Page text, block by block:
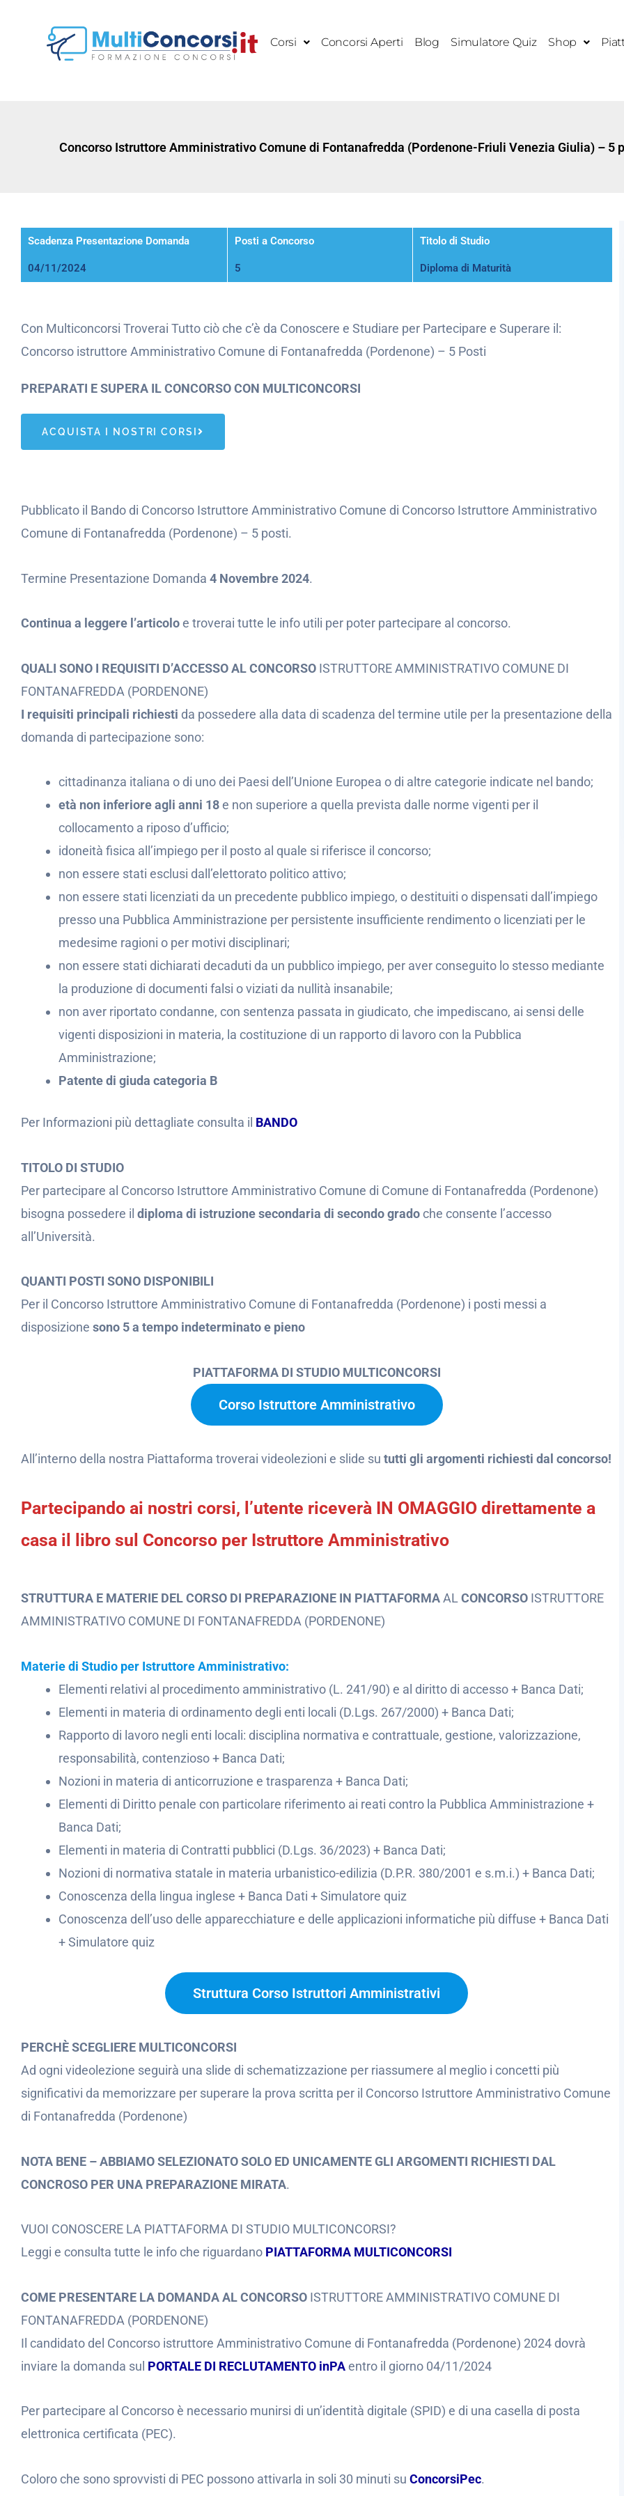
contenuto
Corsi Concorsi Aperti Blog Simulatore Quiz Shop
Concorso Istruttore Amministrativo Comune di Fontanafredda (Pordenone-Friuli Venezia Giulia) – 5
Scadenza Presentazione Domanda
04/11/2024
Posti a Concorso
5
Titolo di Studio
Diploma di Maturità
Con Multiconcorsi Troverai Tutto ciò che c’è da Conoscere e Studiare per Partecipare e Superare il:
Concorso istruttore Amministrativo Comune di Fontanafredda (Pordenone) – 5 Posti
PREPARATI E SUPERA IL CONCORSO CON MULTICONCORSI
ACQUISTA I NOSTRI CORSI
Pubblicato il Bando di Concorso Istruttore Amministrativo Comune di Concorso Istruttore Amministrativo
Comune di Fontanafredda (Pordenone) – 5 posti.
Termine Presentazione Domanda 4 Novembre 2024.
Continua a leggere l’articoloe troverai tutte le info utili per poter partecipare al concorso.
QUALI SONO I REQUISITI D’ACCESSO AL CONCORSO ISTRUTTORE AMMINISTRATIVO COMUNE DI
FONTANAFREDDA (PORDENONE)
I requisiti principali richiesti da possedere alla data di scadenza del termine utile per la presentazione della
domanda di partecipazione sono:
cittadinanza italiana o di uno dei Paesi dell’Unione Europea o di altre categorie indicate nel bando;
età non inferiore agli anni 18e non superiore a quella prevista dalle norme vigenti per il
collocamento a riposo d’ufficio;
idoneità fisica all’impiego per il posto al quale si riferisce il concorso;
non essere stati esclusi dall’elettorato politico attivo;
non essere stati licenziati da un precedente pubblico impiego, o destituiti o dispensati dall’impiego
presso una Pubblica Amministrazione per persistente insufficiente rendimento o licenziati per le
medesime ragioni o per motivi disciplinari;
non essere stati dichiarati decaduti da un pubblico impiego, per aver conseguito lo stesso mediante
la produzione di documenti falsi o viziati da nullità insanabile;
non aver riportato condanne, con sentenza passata in giudicato, che impediscano, ai sensi delle
vigenti disposizioni in materia, la costituzione di un rapporto di lavoro con la Pubblica
Amministrazione;
Patente di giuda categoria B
Per Informazioni più dettagliate consulta il BANDO
TITOLO DI STUDIO
Per partecipare al Concorso Istruttore Amministrativo Comune di Comune di Fontanafredda (Pordenone)
bisogna possedere il diploma di istruzione secondaria di secondo gradoche consente l’accesso
all’Università.
QUANTI POSTI SONO DISPONIBILI
Per il Concorso Istruttore Amministrativo Comune di Fontanafredda (Pordenone) i posti messi a
disposizione sono 5 a tempo indeterminato e pieno
PIATTAFORMA DI STUDIO MULTICONCORSI
Corso Istruttore Amministrativo
All’interno della nostra Piattaforma troverai videolezioni e slide su tutti gli argomenti richiesti dal concorso!
Partecipando ai nostri corsi, l’utente riceverà IN OMAGGIO direttamente a
casa il libro sul Concorso per Istruttore Amministrativo
STRUTTURA E MATERIE DEL CORSO DI PREPARAZIONE IN PIATTAFORMAALCONCORSO ISTRUTTORE
AMMINISTRATIVO COMUNE DI FONTANAFREDDA (PORDENONE)
Materie di Studio per Istruttore Amministrativo:
Elementi relativi al procedimento amministrativo (L. 241/90) e al diritto di accesso + Banca Dati;
Elementi in materia di ordinamento degli enti locali (D.Lgs. 267/2000) + Banca Dati;
Rapporto di lavoro negli enti locali: disciplina normativa e contrattuale, gestione, valorizzazione,
responsabilità, contenzioso + Banca Dati;
Nozioni in materia di anticorruzione e trasparenza + Banca Dati;
Elementi di Diritto penale con particolare riferimento ai reati contro la Pubblica Amministrazione +
Banca Dati;
Elementi in materia di Contratti pubblici (D.Lgs. 36/2023) + Banca Dati;
Nozioni di normativa statale in materia urbanistico-edilizia (D.P.R. 380/2001 e s.m.i.) + Banca Dati;
Conoscenza della lingua inglese + Banca Dati + Simulatore quiz
Conoscenza dell’uso delle apparecchiature e delle applicazioni informatiche più diffuse + Banca Dati
+ Simulatore quiz
Struttura Corso Istruttori Amministrativi
PERCHÈ SCEGLIERE MULTICONCORSI
Ad ogni videolezione seguirà una slide di schematizzazione per riassumere al meglio i concetti più
significativi da memorizzare per superare la prova scritta per il Concorso Istruttore Amministrativo Comune
di Fontanafredda (Pordenone)
NOTA BENE – ABBIAMO SELEZIONATO SOLO ED UNICAMENTE GLI ARGOMENTI RICHIESTI DAL
CONCROSO PER UNA PREPARAZIONE MIRATA.
VUOI CONOSCERE LA PIATTAFORMA DI STUDIO MULTICONCORSI?
Leggi e consulta tutte le info che riguardano PIATTAFORMA MULTICONCORSI
COME PRESENTARE LA DOMANDA AL CONCORSO ISTRUTTORE AMMINISTRATIVO COMUNE DI
FONTANAFREDDA (PORDENONE)
Il candidato del Concorso istruttore Amministrativo Comune di Fontanafredda (Pordenone) 2024 dovrà
inviare la domanda sul PORTALE DI RECLUTAMENTO inPAentro il giorno 04/11/2024
Per partecipare al Concorso è necessario munirsi di un’identità digitale (SPID) e di una casella di posta
elettronica certificata (PEC).
Coloro che sono sprovvisti di PEC possono attivarla in soli 30 minuti su ConcorsiPec.